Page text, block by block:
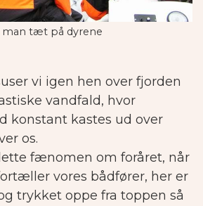
man tæt på dyrene
vi igen hen over fjorden
vandfald, hvor
konstant kastes ud over
os.
fænomen om foråret, når
vores bådfører, her er
trykket oppe fra toppen så